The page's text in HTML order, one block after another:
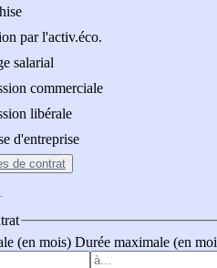
par l'activ.éco.
salarial
commerciale
libérale
d'entreprise
de contrat
(en mois) Durée maximale (en